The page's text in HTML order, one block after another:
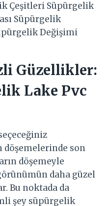
Çeşitleri Süpürgelik
Süpürgelik
Değişimi
Güzellikler:
Lake Pvc
son
döşemeyle
daha güzel
Bu noktada da
şey süpürgelik